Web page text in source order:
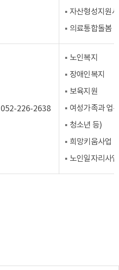
자산형성지원
의료통합돌봄
052-226-2638
노인복지
장애인복지
보육지원
여성가족과 업
청소년 등)
희망키움사업
노인일자리사